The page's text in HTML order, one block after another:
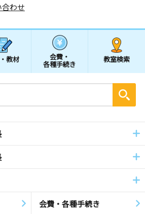
わせ
教材 会費・
各種手続き
教室検索
会費・各種手続き